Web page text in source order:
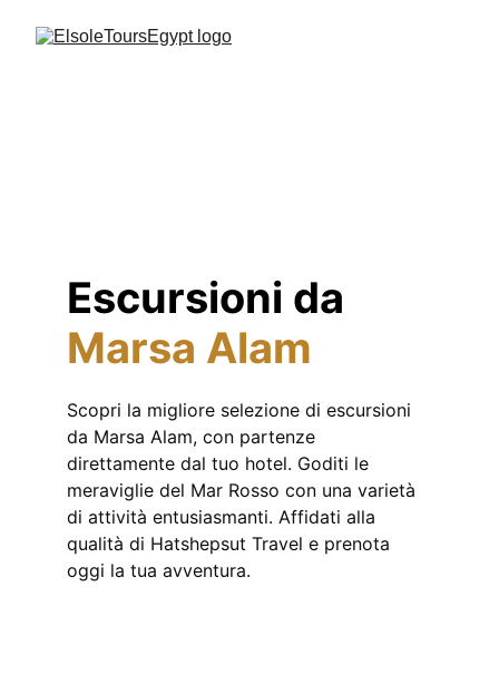
Escursioni da
Marsa Alam
Scopri la migliore selezione di escursioni
da Marsa Alam, con partenze
direttamente dal tuo hotel. Goditi le
meraviglie del Mar Rosso con una varietà
di attività entusiasmanti. Affidati alla
qualità di Hatshepsut Travel e prenota
oggi la tua avventura.